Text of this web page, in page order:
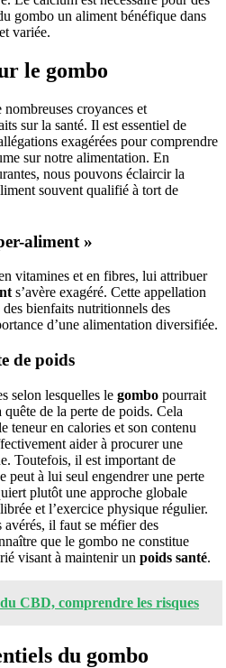
gombo un aliment bénéfique dans
variée.
le gombo
croyances et
sur la santé. Il est essentiel de
exagérées pour comprendre
sur notre alimentation. En
nous pouvons éclaircir la
souvent qualifié à tort de
aliment »
vitamines et en fibres, lui attribuer
s’avère exagéré. Cette appellation
bienfaits nutritionnels des
d’une alimentation diversifiée.
de poids
selon lesquelles le gombo pourrait
de la perte de poids. Cela
teneur en calories et son contenu
aider à procurer une
Toutefois, il est important de
peut à lui seul engendrer une perte
plutôt une approche globale
et l’exercice physique régulier.
il faut se méfier des
que le gombo ne constitue
visant à maintenir un poids santé.
CBD, comprendre les risques
du gombo